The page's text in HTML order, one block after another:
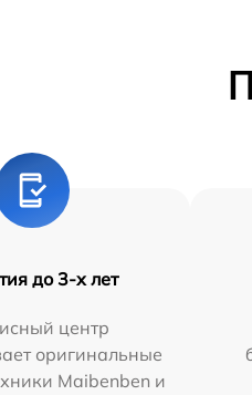
до 3-х лет
центр
оригинальные
Maibenben и